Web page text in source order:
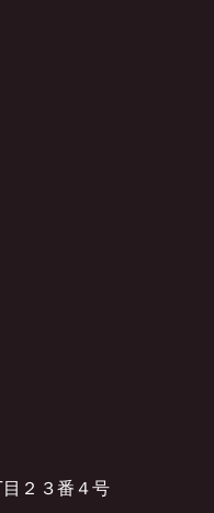
目２３番４号